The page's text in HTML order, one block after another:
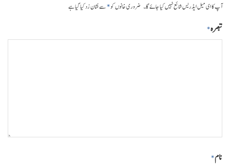
آپ کا ای میل ایڈریس شائع نہیں کیا جائے گا۔ ضروری خانوں کو*سے نشان زد کیا گیا ہے
تبصرہ*
نام*